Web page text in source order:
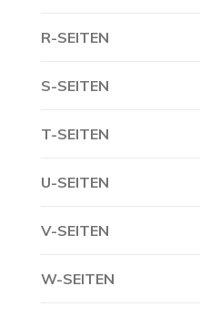
R-SEITEN
S-SEITEN
T-SEITEN
U-SEITEN
V-SEITEN
W-SEITEN